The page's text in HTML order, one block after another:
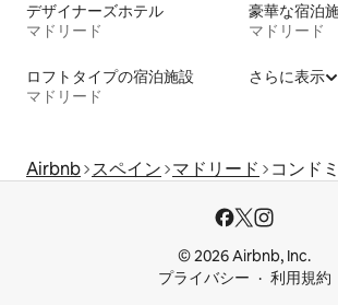
デザイナーズホテル
マドリード
豪華な宿泊
マドリード
ロフトタイプの宿泊施設
マドリード
さらに表示
Airbnb スペイン マドリード コンド
© 2026 Airbnb, Inc.
プライバシー
利用規約